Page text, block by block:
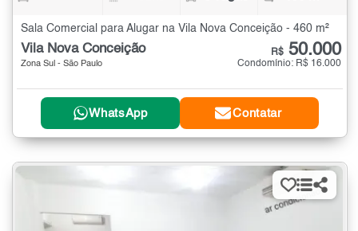
Sala Comercial para Alugar na Vila Nova Conceição - 460 m²
Vila Nova Conceição
Zona Sul - São Paulo
R$ 50.000
Condomínio: R$ 16.000
WhatsApp Contatar